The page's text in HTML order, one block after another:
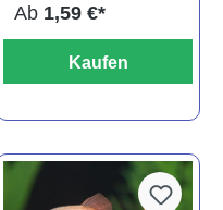
Ab 1,59 €*
Kaufen